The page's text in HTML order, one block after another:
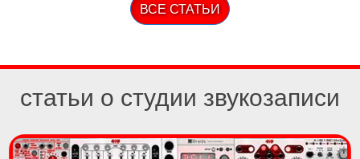
ВСЕ СТАТЬИ
статьи о студии звукозаписи